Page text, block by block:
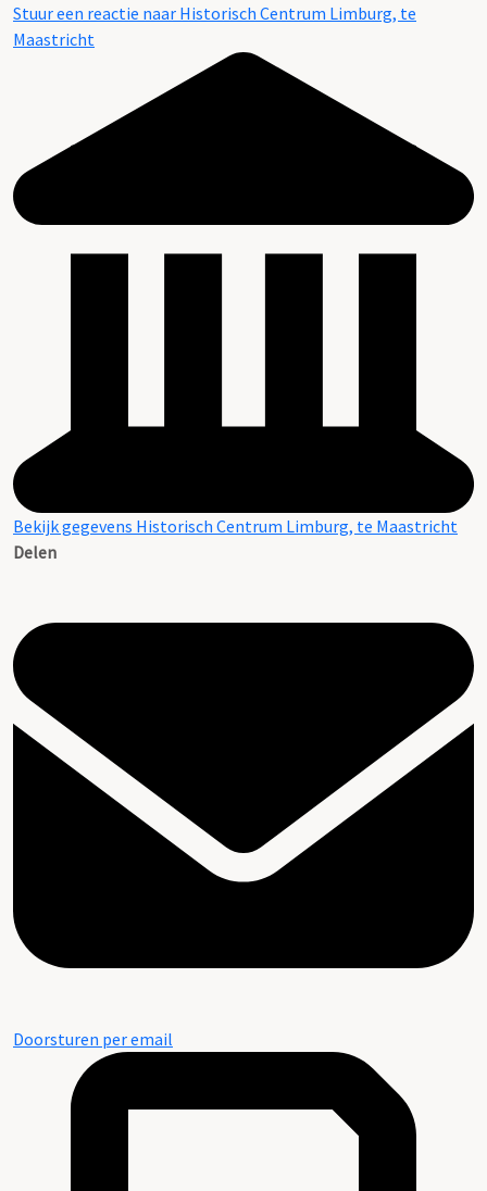
Stuur een reactie naar Historisch Centrum Limburg, te
Maastricht
Bekijk gegevens Historisch Centrum Limburg, te Maastricht
Delen
Doorsturen per email